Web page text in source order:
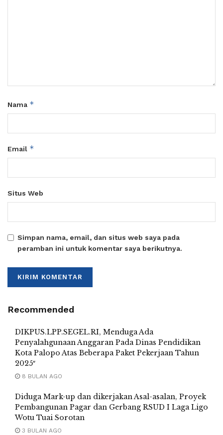
Nama *
Email *
Situs Web
Simpan nama, email, dan situs web saya pada
peramban ini untuk komentar saya berikutnya.
Recommended
DIKPUS.LPP.SEGEL.RI, Menduga Ada
Penyalahgunaan Anggaran Pada Dinas Pendidikan
Kota Palopo Atas Beberapa Paket Pekerjaan Tahun
2025″
8 BULAN AGO
Diduga Mark-up dan dikerjakan Asal-asalan, Proyek
Pembangunan Pagar dan Gerbang RSUD I Laga Ligo
Wotu Tuai Sorotan
3 BULAN AGO